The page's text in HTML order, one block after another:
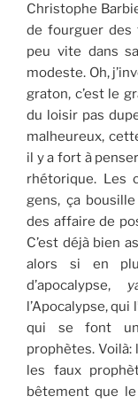
Christophe
de fourguer des
peu vite dans
modeste. Oh,
graton, c’est le
du loisir pas
malheureux,
il y a fort à
rhétorique. Les
gens, ça
des affaire de
C’est déjà bien
alors si en
d’apocalypse,
l’Apocalypse, qui
qui se font
prophètes.
les faux
bêtement que le